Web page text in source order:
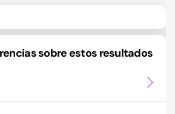
sobre estos resultados